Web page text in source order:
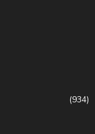
(934)